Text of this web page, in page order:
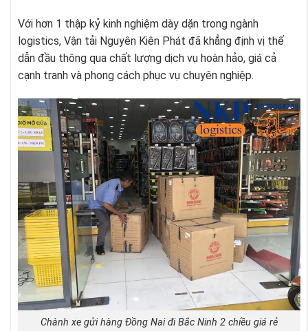
Với hơn 1 thập kỷ kinh nghiệm dày dặn trong ngành
logistics, Vận tải Nguyên Kiên Phát đã khẳng định vị thế
dẫn đầu thông qua chất lượng dịch vụ hoàn hảo, giá cả
cạnh tranh và phong cách phục vụ chuyên nghiệp.
Chành xe gửi hàng Đồng Nai đi Bắc Ninh 2 chiều giá rẻ